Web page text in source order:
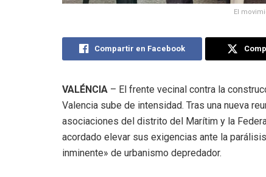
El
Compartir en Facebook
VALÉNCIA – El frente vecinal contra la
Valencia sube de intensidad. Tras una nueva
asociaciones del distrito del Marítim y la
acordado elevar sus exigencias ante la
inminente» de urbanismo depredador.